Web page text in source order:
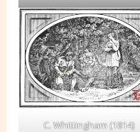
C. Whittingham (1814)